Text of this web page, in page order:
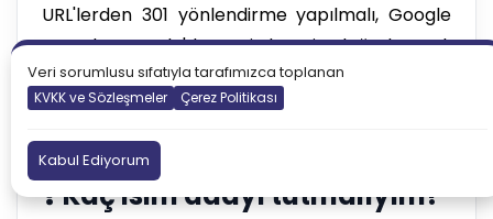
URL'lerden 301 yönlendirme yapılmalı, Google
Search Console'da yeni domain doğrulanmalı
ve geçiş sonrası 6-12 hafta takip edilmelidir. Bu
maliyeti önlemek için ilk seferde doğru ismi
seçmek kritiktir.
❓ Kaç isim adayı tutmalıyım?
Veri sorumlusu sıfatıyla tarafımızca toplanan
KVKK ve Sözleşmeler Çerez Politikası
Kabul Ediyorum